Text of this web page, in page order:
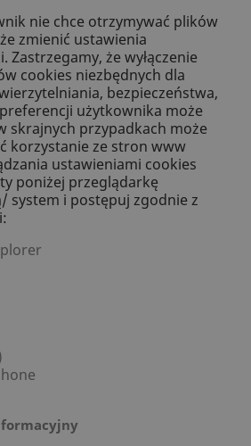
nie chce otrzymywać plików
zmienić ustawienia
Zastrzegamy, że wyłączenie
cookies niezbędnych dla
bezpieczeństwa,
użytkownika może
skrajnych przypadkach może
korzystanie ze stron www
ustawieniami cookies
poniżej przeglądarkę
system i postępuj zgodnie z